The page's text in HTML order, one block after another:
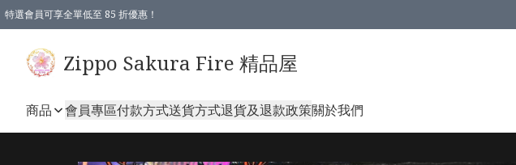
特選會員可享全單低至 85 折優惠！
Zippo Sakura Fire 精品屋
商品 會員專區付款方式送貨方式退貨及退款政策關於我們